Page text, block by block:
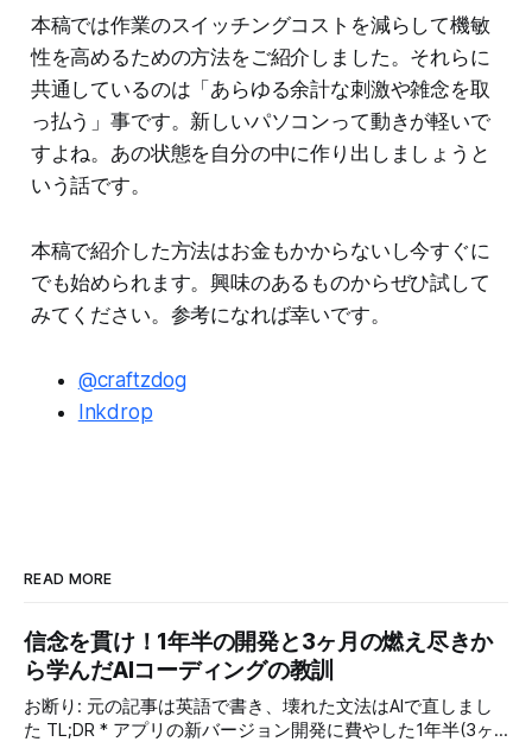
本稿では作業のスイッチングコストを減らして機敏
性を高めるための方法をご紹介しました。それらに
共通しているのは「あらゆる余計な刺激や雑念を取
っ払う」事です。新しいパソコンって動きが軽いで
すよね。あの状態を自分の中に作り出しましょうと
いう話です。
本稿で紹介した方法はお金もかからないし今すぐに
でも始められます。興味のあるものからぜひ試して
みてください。参考になれば幸いです。
@craftzdog
Inkdrop
READ MORE
信念を貫け！1年半の開発と3ヶ月の燃え尽きか
ら学んだAIコーディングの教訓
お断り: 元の記事は英語で書き、壊れた文法はAIで直しまし
た TL;DR * アプリの新バージョン開発に費やした1年半(3ヶ